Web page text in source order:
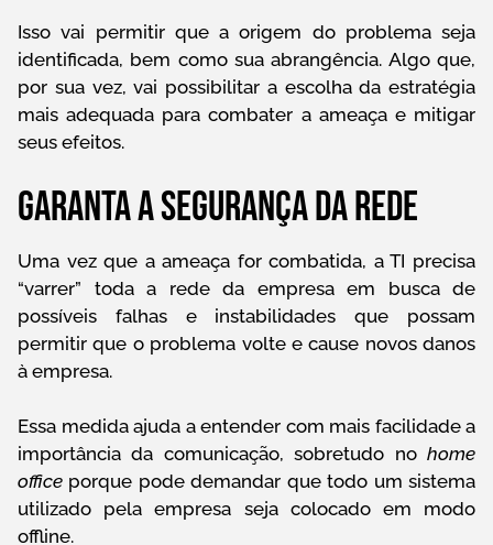
Isso vai permitir que a origem do problema seja
identificada, bem como sua abrangência. Algo que,
por sua vez, vai possibilitar a escolha da estratégia
mais adequada para combater a ameaça e mitigar
seus efeitos.
Garanta a segurança da rede
Uma vez que a ameaça for combatida, a TI precisa
“varrer” toda a rede da empresa em busca de
possíveis falhas e instabilidades que possam
permitir que o problema volte e cause novos danos
à empresa.
Essa medida ajuda a entender com mais facilidade a
importância da comunicação, sobretudo no home
office porque pode demandar que todo um sistema
utilizado pela empresa seja colocado em modo
offline.